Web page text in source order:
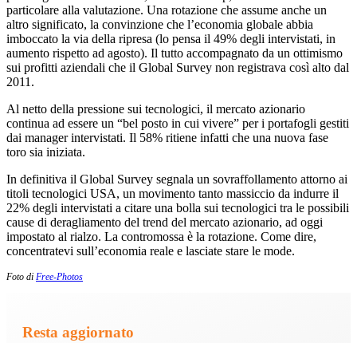
particolare alla valutazione. Una rotazione che assume anche un
altro significato, la convinzione che l’economia globale abbia
imboccato la via della ripresa (lo pensa il 49% degli intervistati, in
aumento rispetto ad agosto). Il tutto accompagnato da un ottimismo
sui profitti aziendali che il Global Survey non registrava così alto dal
2011.
Al netto della pressione sui tecnologici, il mercato azionario
continua ad essere un “bel posto in cui vivere” per i portafogli gestiti
dai manager intervistati. Il 58% ritiene infatti che una nuova fase
toro sia iniziata.
In definitiva il Global Survey segnala un sovraffollamento attorno ai
titoli tecnologici USA, un movimento tanto massiccio da indurre il
22% degli intervistati a citare una bolla sui tecnologici tra le possibili
cause di deragliamento del trend del mercato azionario, ad oggi
impostato al rialzo. La contromossa è la rotazione. Come dire,
concentratevi sull’economia reale e lasciate stare le mode.
Foto di Free-Photos
Resta aggiornato